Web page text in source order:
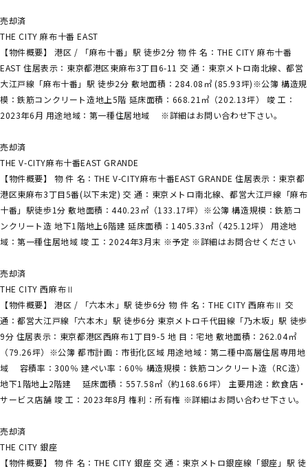
売却済
THE CITY 麻布十番 EAST
【物件概要】 港区 / 「麻布十番」駅 徒歩2分 物 件 名：THE CITY 麻布十番
EAST 住居表示：東京都港区東麻布3丁目6-11 交 通：東京メトロ南北線、都営
大江戸線「麻布十番」駅 徒歩2分 敷地面積：284.08㎡ (85.93坪)※公簿 構造規
模：鉄筋コンクリート造地上5階 延床面積：668.21㎡（202.13坪） 竣 工：
2023年6月 用途地域：第一種住居地域 ※詳細はお問い合わせ下さい。
売却済
THE V-CITY麻布十番EAST GRANDE
【物件概要】 物 件 名：THE V-CITY麻布十番EAST GRANDE 住居表示：東京都
港区東麻布3丁目5番(以下未定) 交 通：東京メトロ南北線、都営大江戸線「麻布
十番」駅徒歩1分 敷地面積：440.23㎡（133.17坪）※公簿 構造規模：鉄筋コ
ンクリート造 地下1階地上6階建 延床面積：1405.33㎡（425.12坪） 用途地
域：第一種住居地域 竣 工：2024年3月末 ※予定 ※詳細はお問合せください
売却済
THE CITY 西麻布Ⅱ
【物件概要】 港区 / 「六本木」駅 徒歩6分 物 件 名：THE CITY 西麻布Ⅱ 交
通：都営大江戸線「六本木」駅 徒歩6分 東京メトロ千代田線「乃木坂」駅 徒歩
9分 住居表示：東京都港区西麻布1丁目9-5 地 目：宅地 敷地面積：262.04㎡
（79.26坪）※公簿 都市計画：市街化区域 用途地域：第二種中高層住居専用地
域 容積率：300％ 建ぺい率：60％ 構造規模：鉄筋コンクリート造（RC造）
地下1階地上2階建 延床面積：557.58㎡（約168.66坪） 主要用途：飲食店・
サービス店舗 竣 工：2023年8月 権利：所有権 ※詳細はお問い合わせ下さい。
売却済
THE CITY 銀座
【物件概要】 物 件 名：THE CITY 銀座 交 通：東京メトロ銀座線「銀座」駅 徒